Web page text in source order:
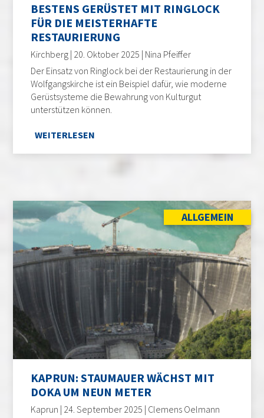
BESTENS GERÜSTET MIT RINGLOCK
FÜR DIE MEISTERHAFTE
RESTAURIERUNG
Kirchberg | 20. Oktober 2025 | Nina Pfeiffer
Der Einsatz von Ringlock bei der Restaurierung in der
Wolfgangskirche ist ein Beispiel dafür, wie moderne
Gerüstsysteme die Bewahrung von Kulturgut
unterstützen können.
WEITERLESEN
ALLGEMEIN
KAPRUN: STAUMAUER WÄCHST MIT
DOKA UM NEUN METER
Kaprun | 24. September 2025 | Clemens Oelmann